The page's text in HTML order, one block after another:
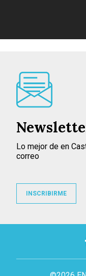
Lo mejor de en
correo
INSCRIBIRME